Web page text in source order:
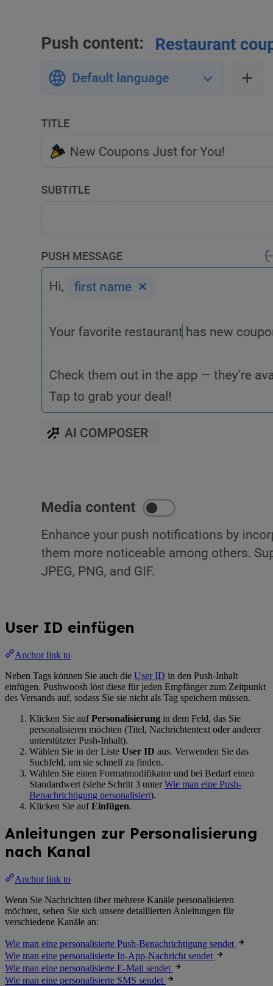
User ID einfügen
Anchor link to
Neben Tags können Sie auch die User ID in den Push-Inhalt
einfügen. Pushwoosh löst diese für jeden Empfänger zum Zeitpunkt
des Versands auf, sodass Sie sie nicht als Tag speichern müssen.
Klicken Sie aufPersonalisierung in dem Feld, das Sie
personalisieren möchten (Titel, Nachrichtentext oder anderer
unterstützter Push-Inhalt).
Wählen Sie in der Liste User ID aus. Verwenden Sie das
Suchfeld, um sie schnell zu finden.
Wählen Sie einen Formatmodifikator und bei Bedarf einen
Standardwert (siehe Schritt 3 unterWie man eine Push-
Benachrichtigung personalisiert).
Klicken Sie aufEinfügen.
Anleitungen zur Personalisierung
nach Kanal
Anchor link to
Wenn Sie Nachrichten über mehrere Kanäle personalisieren
möchten, sehen Sie sich unsere detaillierten Anleitungen für
verschiedene Kanäle an:
Wie man eine personalisierte Push-Benachrichtigung sendet
Wie man eine personalisierte In-App-Nachricht sendet
Wie man eine personalisierte E-Mail sendet
Wie man eine personalisierte SMS sendet